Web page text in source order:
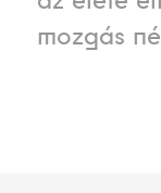
mozgás